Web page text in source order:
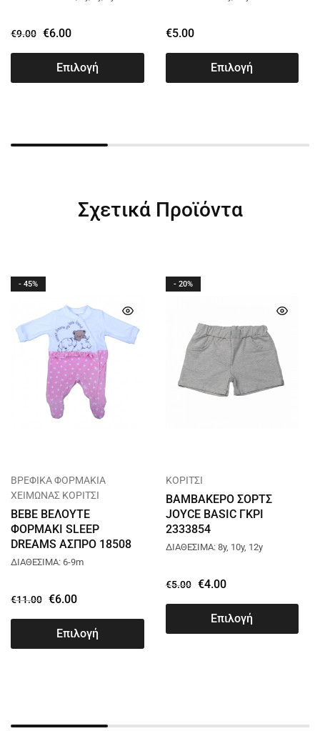
€9.00 €6.00
Επιλογή
€5.00
Επιλογή
Σχετικά Προϊόντα
- 45%
ΒΡΕΦΙΚΑ ΦΟΡΜΑΚΙΑ
ΧΕΙΜΩΝΑΣ ΚΟΡΙΤΣΙ
BEBE ΒΕΛΟΥΤΕ
ΦΟΡΜΑΚΙ SLEEP
DREAMS ΑΣΠΡΟ 18508
ΔΙΑΘΕΣΙΜΑ: 6-9m
€11.00 €6.00
Επιλογή
- 20%
ΚΟΡΙΤΣΙ
ΒΑΜΒΑΚΕΡΟ ΣΟΡΤΣ
JOYCE BASIC ΓΚΡΙ
2333854
ΔΙΑΘΕΣΙΜΑ: 8y, 10y, 12y
€5.00 €4.00
Επιλογή